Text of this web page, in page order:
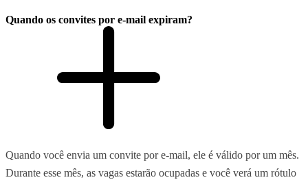
Quando os convites por e-mail expiram?
Quando você envia um convite por e-mail, ele é válido por um mês.
Durante esse mês, as vagas estarão ocupadas e você verá um rótulo